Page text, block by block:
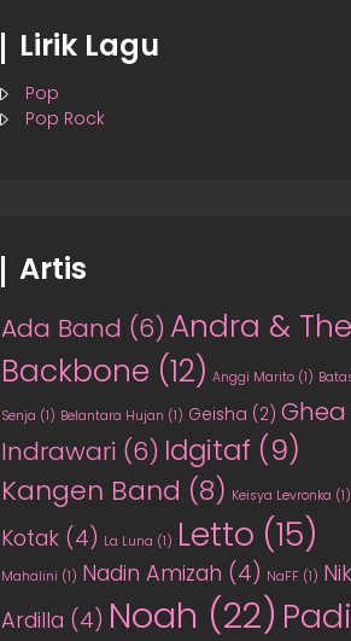
Lirik Lagu
Pop
Pop Rock
Artis
Ada Band (6) Andra & The
Backbone (12) Anggi Marito (1)
Senja (1) Belantara Hujan (1) Geisha (2) Ghea
Indrawari (6) Idgitaf (9)
Kangen Band (8) Keisya Levronka (1)
Kotak (4) La Luna (1) Letto (15)
Mahalini (1) Nadin Amizah (4) NaFF (1)
Ardilla (4) Noah (22) Padi